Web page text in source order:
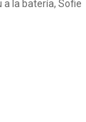
a la batería, Sofie